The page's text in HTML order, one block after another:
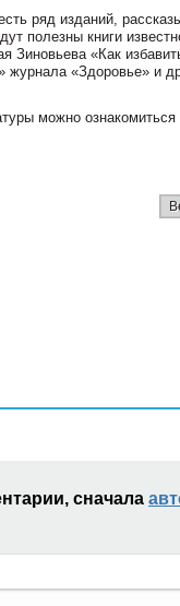
ряд изданий,
полезны книги
«Как
журнала «Здоровье» и
можно ознакомиться
сначала